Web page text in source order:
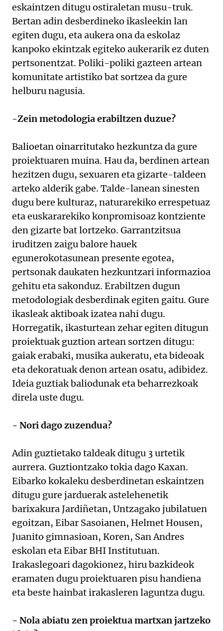
eskaintzen ditugu ostiraletan musu-truk.
Bertan adin desberdineko ikasleekin lan
egiten dugu, eta aukera ona da eskolaz
kanpoko ekintzak egiteko aukerarik ez duten
pertsonentzat. Poliki-poliki gazteen artean
komunitate artistiko bat sortzea da gure
helburu nagusia.
-Zein metodologia erabiltzen duzue?
Balioetan oinarritutako hezkuntza da gure
proiektuaren muina. Hau da, berdinen artean
hezitzen dugu, sexuaren eta gizarte-taldeen
arteko alderik gabe. Talde-lanean sinesten
dugu bere kulturaz, naturarekiko errespetuaz
eta euskararekiko konpromisoaz kontziente
den gizarte bat lortzeko. Garrantzitsua
iruditzen zaigu balore hauek
egunerokotasunean presente egotea,
pertsonak daukaten hezkuntzari informazioa
gehitu eta sakonduz. Erabiltzen dugun
metodologiak desberdinak egiten gaitu. Gure
ikasleak aktiboak izatea nahi dugu.
Horregatik, ikasturtean zehar egiten ditugun
proiektuak guztion artean sortzen ditugu:
gaiak erabaki, musika aukeratu, eta bideoak
eta dekoratuak denon artean osatu, adibidez.
Ideia guztiak baliodunak eta beharrezkoak
direla uste dugu.
- Nori dago zuzendua?
Adin guztietako taldeak ditugu 3 urtetik
aurrera. Guztiontzako tokia dago Kaxan.
Eibarko kokaleku desberdinetan eskaintzen
ditugu gure jarduerak astelehenetik
barixakura Jardiñetan, Untzagako jubilatuen
egoitzan, Eibar Sasoianen, Helmet Housen,
Juanito gimnasioan, Koren, San Andres
eskolan eta Eibar BHI Institutuan.
Irakaslegoari dagokionez, hiru bazkideok
eramaten dugu proiektuaren pisu handiena
eta beste hainbat irakasleren laguntza dugu.
- Nola abiatu zen proiektua martxan jartzeko